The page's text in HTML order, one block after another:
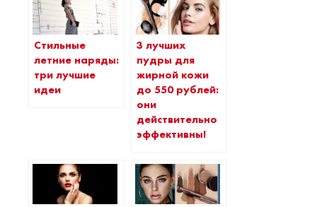
Стильные
летние наряды:
три лучшие
идеи
3 лучших
пудры для
жирной кожи
до 550 рублей:
они
действительно
эффективны!